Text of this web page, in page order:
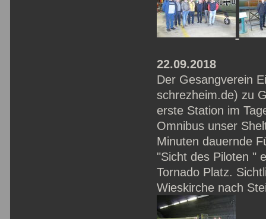
22.09.2018
Der Gesangverein
schrezheim.de) zu
erste Station im
Omnibus unser
Minuten dauernde
"Sicht des Piloten "
Tornado Platz.
Wieskirche nach